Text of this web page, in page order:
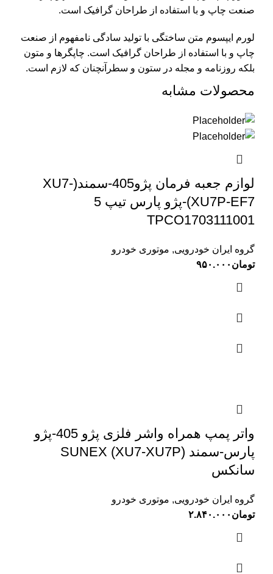
صنعت چاپ و با استفاده از طراحان گرافیک است.
لورم ایپسوم متن ساختگی با تولید سادگی نامفهوم از صنعت
چاپ و با استفاده از طراحان گرافیک است. چاپگرها و متون
بلکه روزنامه و مجله در ستون و سطرآنچنان که لازم است.
محصولات مشابه
لوازم جعبه فرمان پژو405-سمند(XU7-
XU7P-EF7)-پژو پارس تیپ 5
TPCO1703111001
گروه ایران خودرویی, موتوری خودرو
تومان ۹۵۰.۰۰۰
واتر پمپ همراه واشر فلزی پژو 405-پژو
پارس-سمند (XU7-XU7P) SUNEX
سانکس
گروه ایران خودرویی, موتوری خودرو
تومان ۲.۸۴۰.۰۰۰